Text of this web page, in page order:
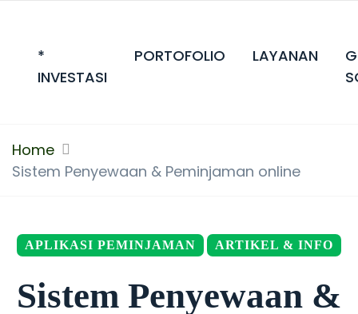
*
INVESTASI
PORTOFOLIO LAYANAN
Home
Sistem Penyewaan & Peminjaman online
APLIKASI PEMINJAMAN ARTIKEL & INFO
Sistem Penyewaan &